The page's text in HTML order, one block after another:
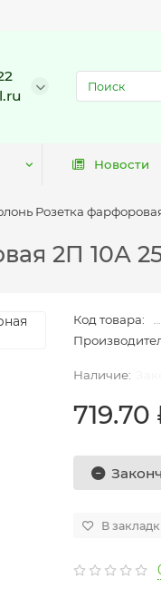
Новости
Розетка
2П 10А
Код товара:
719.70
В